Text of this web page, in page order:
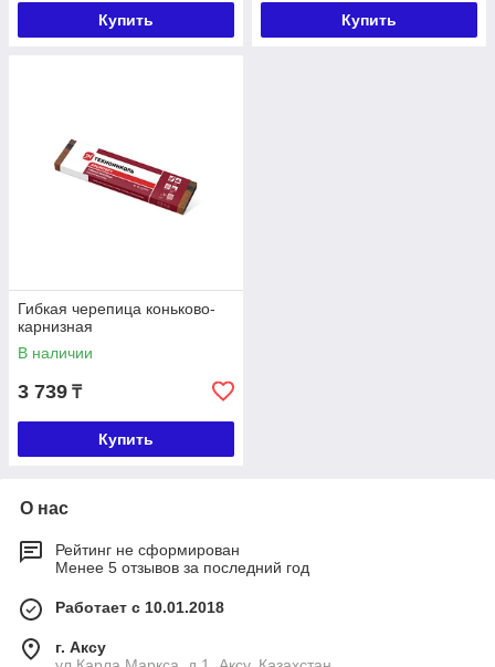
Купить Купить
Гибкая черепица коньково-
карнизная
В наличии
3 739 ₸
Купить
О нас
Рейтинг не сформирован
Менее 5 отзывов за последний год
Работает с 10.01.2018
г. Аксу